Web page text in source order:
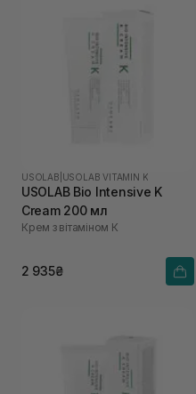
USOLAB USOLAB VITAMIN K
USOLAB Bio Intensive K
Cream 200 мл
Крем з вітаміном К
2 935₴